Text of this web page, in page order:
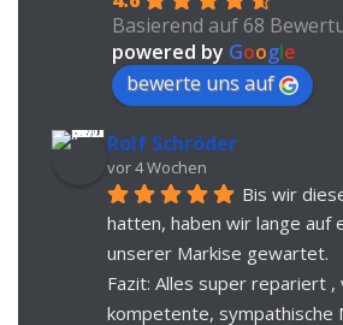
Basierend auf 68
powered by Google
bewerte uns auf
Rolf Schröder
vor 4 Wochen
Bis wir
hatten, haben wir lange auf
unserer Markise gewartet.
Fazit: Alles super repariert ,
kompetente, sympathische